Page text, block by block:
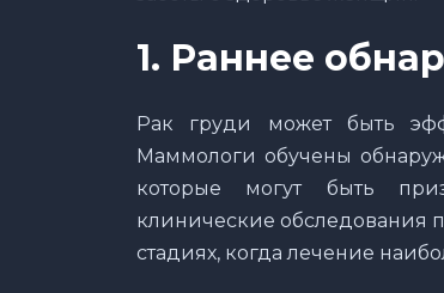
1. Раннее
Рак груди может быть
Маммологи обучены
которые могут быть
клинические обследования
стадиях, когда лечение